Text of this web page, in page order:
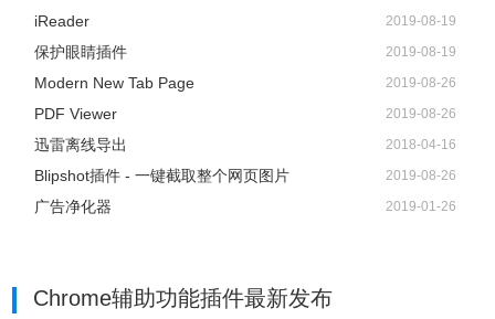
iReader 2019-08-19
保护眼睛插件 2019-08-19
Modern New Tab Page 2019-08-26
PDF Viewer 2019-08-26
迅雷离线导出 2018-04-16
Blipshot插件 - 一键截取整个网页图片 2019-08-26
广告净化器 2019-01-26
Chrome辅助功能插件最新发布